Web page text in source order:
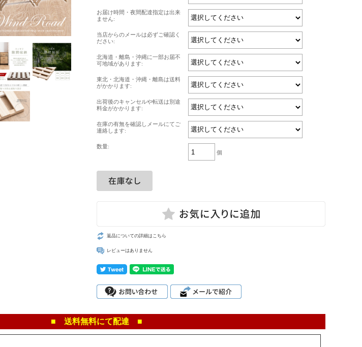
お届け時間・夜間配達指定は出来
ません:
当店からのメールは必ずご確認く
ださい:
北海道・離島・沖縄に一部お届不
可地域があります:
東北・北海道・沖縄・離島は送料
がかかります:
出荷後のキャンセルや転送は別途
料金がかかります:
在庫の有無を確認しメールにてご
連絡します:
数量:
個
返品についての詳細はこちら
レビューはありません
■ 送料無料にて配達 ■